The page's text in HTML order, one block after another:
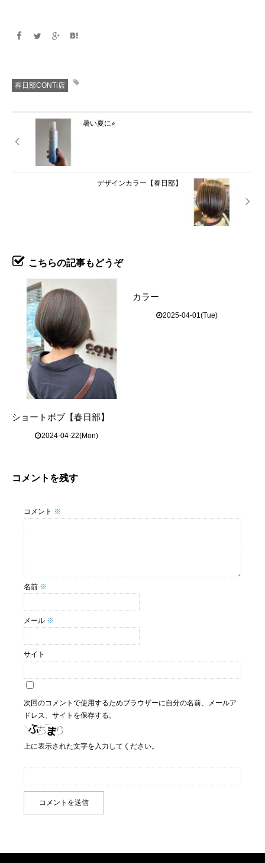
春日部CONTi店
暑い夏に⭐︎
デザインカラー【春日部】
こちらの記事もどうぞ
ショートボブ【春日部】
2024-04-22(Mon)
カラー
2025-04-01(Tue)
コメントを残す
コメント ※
名前 ※
メール ※
サイト
次回のコメントで使用するためブラウザーに自分の名前、メールア
ドレス、サイトを保存する。
上に表示された文字を入力してください。